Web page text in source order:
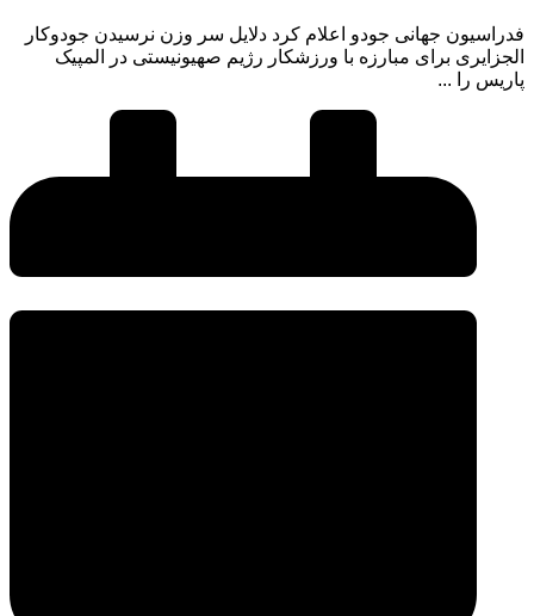
فدراسیون جهانی جودو اعلام کرد دلایل سر وزن نرسیدن جودوکار
الجزایری برای مبارزه با ورزشکار رژیم صهیونیستی در المپیک‌
پاریس را ...